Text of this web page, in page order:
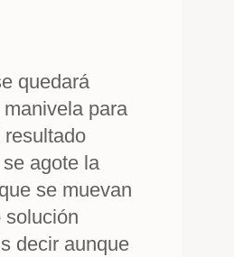
quedará
para
agote la
se muevan
solución
decir aunque